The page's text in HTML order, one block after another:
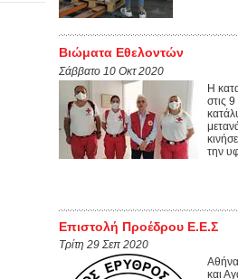
Βιώματα Εθελοντών
Σάββατο 10 Οκτ 2020
Η
στις
την
Επιστολή Προέδρου Ε.Ε.Σ
Τρίτη 29 Σεπ 2020
και